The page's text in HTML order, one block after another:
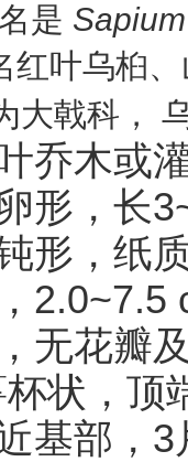
是
红叶乌桕
大戟科，
乔木或
形，长
形，纸
2.0~7.5
无花瓣
状，顶
基部，